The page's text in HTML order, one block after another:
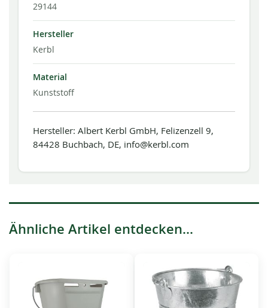
29144
Hersteller
Kerbl
Material
Kunststoff
Hersteller: Albert Kerbl GmbH, Felizenzell 9,
84428 Buchbach, DE, info@kerbl.com
Ähnliche Artikel entdecken...